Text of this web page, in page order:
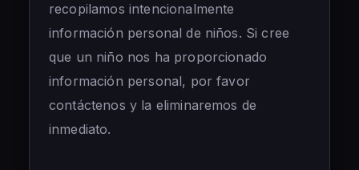
recopilamos intencionalmente
información personal de niños. Si cree
que un niño nos ha proporcionado
información personal, por favor
contáctenos y la eliminaremos de
inmediato.